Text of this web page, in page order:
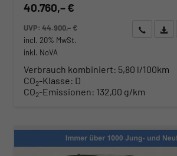
40.760,– €
UVP:44.900,– €
incl. 20% MwSt.
inkl. NoVA
Wir rufen
Verbrauch kombiniert: 5,80 l/100km
CO2-Klasse: D
CO2-Emissionen: 132,00 g/km